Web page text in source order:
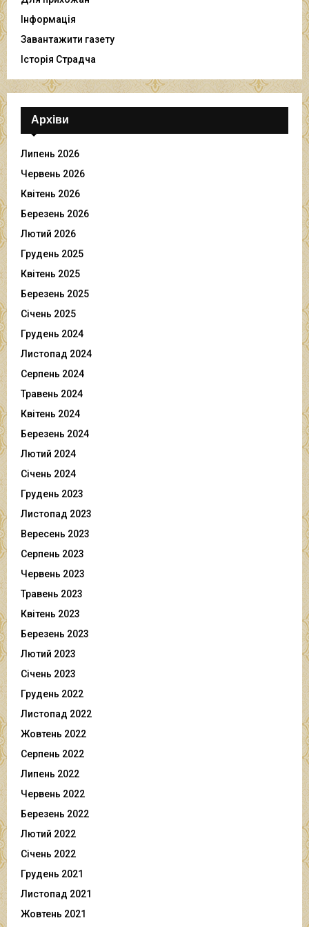
Інформація
Завантажити газету
Історія Страдча
Архіви
Липень 2026
Червень 2026
Квітень 2026
Березень 2026
Лютий 2026
Грудень 2025
Квітень 2025
Березень 2025
Січень 2025
Грудень 2024
Листопад 2024
Серпень 2024
Травень 2024
Квітень 2024
Березень 2024
Лютий 2024
Січень 2024
Грудень 2023
Листопад 2023
Вересень 2023
Серпень 2023
Червень 2023
Травень 2023
Квітень 2023
Березень 2023
Лютий 2023
Січень 2023
Грудень 2022
Листопад 2022
Жовтень 2022
Серпень 2022
Липень 2022
Червень 2022
Березень 2022
Лютий 2022
Січень 2022
Грудень 2021
Листопад 2021
Жовтень 2021